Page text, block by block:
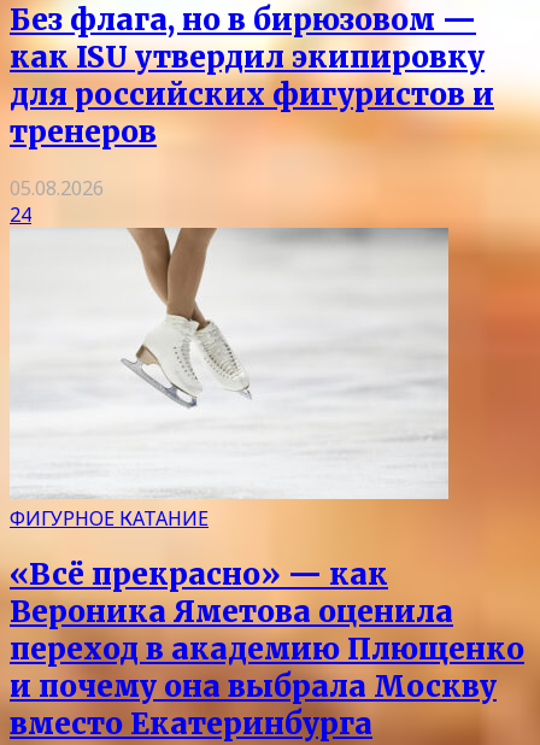
Без флага, но в бирюзовом —
как ISU утвердил экипировку
для российских фигуристов и
тренеров
05.08.2026
24
ФИГУРНОЕ КАТАНИЕ
«Всё прекрасно» — как
Вероника Яметова оценила
переход в академию Плющенко
и почему она выбрала Москву
вместо Екатеринбурга